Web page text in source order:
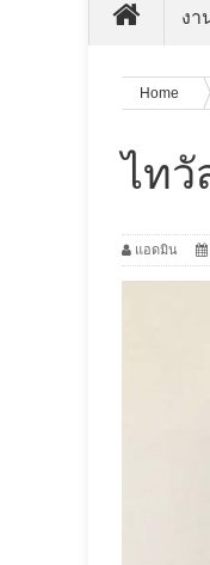
งา
Home
ไท
แอดมิน